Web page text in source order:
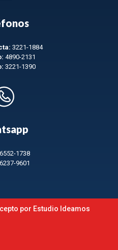
3221-1884
4890-2131
3221-1390
1738
9601
por Estudio Ideamos